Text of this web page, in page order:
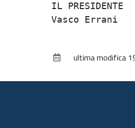
IL PRESIDENTE
ultima modifica